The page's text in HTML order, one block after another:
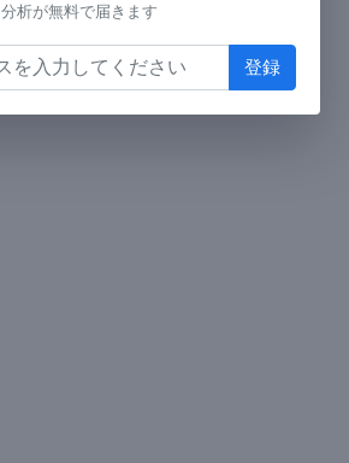
分析が無料で届きます